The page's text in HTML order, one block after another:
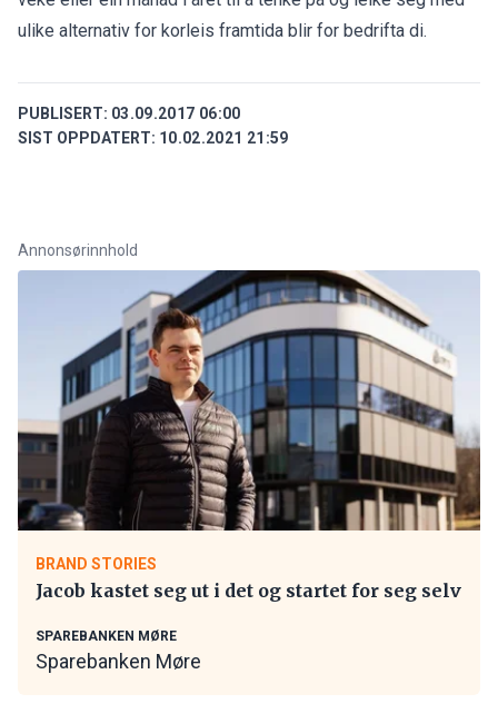
ulike alternativ for korleis framtida blir for bedrifta di.
PUBLISERT: 03.09.2017 06:00
SIST OPPDATERT: 10.02.2021 21:59
Annonsørinnhold
BRAND STORIES
Jacob kastet seg ut i det og startet for seg selv
SPAREBANKEN MØRE
Sparebanken Møre